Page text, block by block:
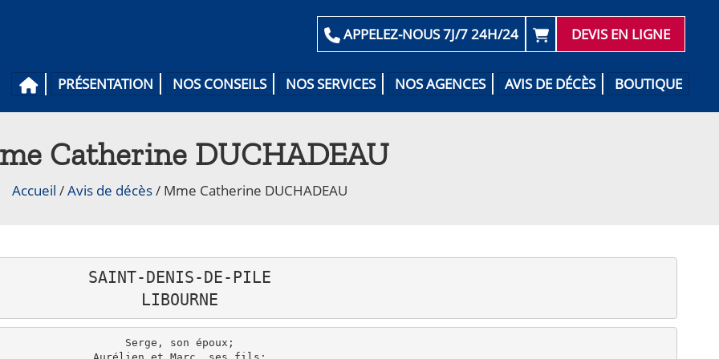
APPELEZ-NOUS 7J/7 24H/24 DEVIS EN LIGNE
PRÉSENTATION NOS CONSEILS NOS SERVICES NOS AGENCES AVIS DE DÉCÈS BOUTIQUE
Catherine DUCHADEAU
Accueil /Avis de décès/ Mme Catherine DUCHADEAU
SAINT-DENIS-DE-PILE
LIBOURNE
Serge, son époux;
Aurélien et Marc, ses fils;